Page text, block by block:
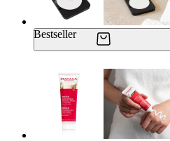
Bestseller